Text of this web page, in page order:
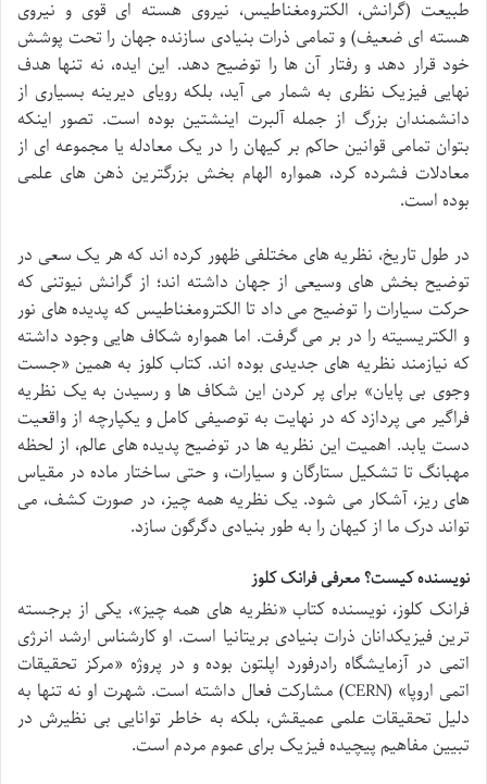
طبیعت (گرانش، الکترومغناطیس، نیروی هسته ای قوی و نیروی
هسته ای ضعیف) و تمامی ذرات بنیادی سازنده جهان را تحت پوشش
خود قرار دهد و رفتار آن ها را توضیح دهد. این ایده، نه تنها هدف
نهایی فیزیک نظری به شمار می آید، بلکه رویای دیرینه بسیاری از
دانشمندان بزرگ از جمله آلبرت اینشتین بوده است. تصور اینکه
بتوان تمامی قوانین حاکم بر کیهان را در یک معادله یا مجموعه ای از
معادلات فشرده کرد، همواره الهام بخش بزرگترین ذهن های علمی
بوده است.
در طول تاریخ، نظریه های مختلفی ظهور کرده اند که هر یک سعی در
توضیح بخش های وسیعی از جهان داشته اند؛ از گرانش نیوتنی که
حرکت سیارات را توضیح می داد تا الکترومغناطیس که پدیده های نور
و الکتریسیته را در بر می گرفت. اما همواره شکاف هایی وجود داشته
که نیازمند نظریه های جدیدی بوده اند. کتاب کلوز به همین «جست
وجوی بی پایان» برای پر کردن این شکاف ها و رسیدن به یک نظریه
فراگیر می پردازد که در نهایت به توصیفی کامل و یکپارچه از واقعیت
دست یابد. اهمیت این نظریه ها در توضیح پدیده های عالم، از لحظه
مهبانگ تا تشکیل ستارگان و سیارات، و حتی ساختار ماده در مقیاس
های ریز، آشکار می شود. یک نظریه همه چیز، در صورت کشف، می
تواند درک ما از کیهان را به طور بنیادی دگرگون سازد.
نویسنده کیست؟ معرفی فرانک کلوز
فرانک کلوز، نویسنده کتاب «نظریه های همه چیز»، یکی از برجسته
ترین فیزیکدانان ذرات بنیادی بریتانیا است. او کارشناس ارشد انرژی
اتمی در آزمایشگاه رادرفورد اپلتون بوده و در پروژه «مرکز تحقیقات
اتمی اروپا» (CERN) مشارکت فعال داشته است. شهرت او نه تنها به
دلیل تحقیقات علمی عمیقش، بلکه به خاطر توانایی بی نظیرش در
تبیین مفاهیم پیچیده فیزیک برای عموم مردم است.